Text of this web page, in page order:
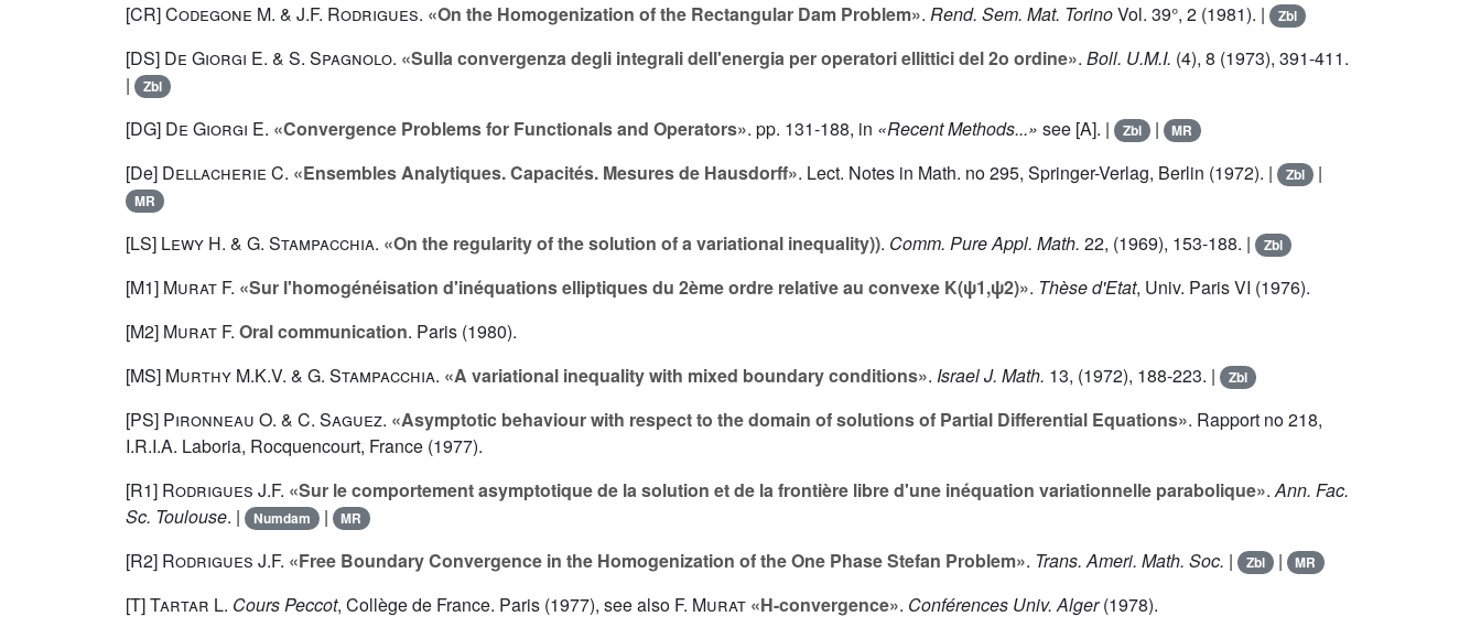
[CR]Codegone M. & J.F. Rodrigues. «On the Homogenization of the Rectangular Dam Problem». Rend. Sem. Mat. TorinoVol. 39°, 2 (1981). | Zbl
[DS] De Giorgi E. & S. Spagnolo. «Sulla convergenza degli integrali dell'energia per operatori ellittici del 2o ordine». Boll. U.M.I. (4), 8 (1973), 391-411.
|
Zbl
[DG] De Giorgi E. «Convergence Problems for Functionals and Operators». pp. 131-188, in «Recent Methods...» see [A]. | Zbl | MR
[De] Dellacherie C. «Ensembles Analytiques. Capacités. Mesures de Hausdorff». Lect. Notes in Math. no295, Springer-Verlag, Berlin (1972). | Zbl |
MR
[LS] Lewy H. & G. Stampacchia. «On the regularity of the solution of a variational inequality)). Comm. Pure Appl. Math. 22, (1969), 153-188. | Zbl
[M1] Murat F. «Sur l'homogénéisation d'inéquations elliptiques du 2ème ordre relative au convexe K(ψ1,ψ2)». Thèse d'Etat, Univ. Paris VI (1976).
[M2] Murat F. Oral communication. Paris (1980).
[MS] Murthy M.K.V. & G. Stampacchia. «A variational inequality with mixed boundary conditions». Israel J. Math. 13, (1972), 188-223. | Zbl
[PS] Pironneau O. & C. Saguez. «Asymptotic behaviour with respect to the domain of solutions of Partial Differential Equations». Rapport no 218,
I.R.I.A. Laboria, Rocquencourt, France (1977).
[R1] Rodrigues J.F. «Sur le comportement asymptotique de la solution et de la frontière libre d'une inéquation variationnelle parabolique».Ann. Fac.
Sc. Toulouse. | Numdam | MR
[R2] Rodrigues J.F. «Free Boundary Convergence in the Homogenization of the One Phase Stefan Problem». Trans. Ameri. Math. Soc. | Zbl | MR
[T]Tartar L. Cours Peccot, Collège de France. Paris (1977), see also F. Murat «H-convergence». Conférences Univ. Alger(1978).